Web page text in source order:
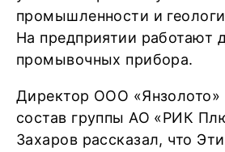
промышленности и
На предприятии работают
промывочных прибора.
Директор ООО «Янзолото»
состав группы АО «РИК
Захаров рассказал, что